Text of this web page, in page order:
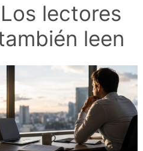
Los lectores
leen